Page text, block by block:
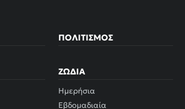
ΠΟΛΙΤΙΣΜΌΣ
ΖΏΔΙΑ
Ημερήσια
Εβδομαδιαία